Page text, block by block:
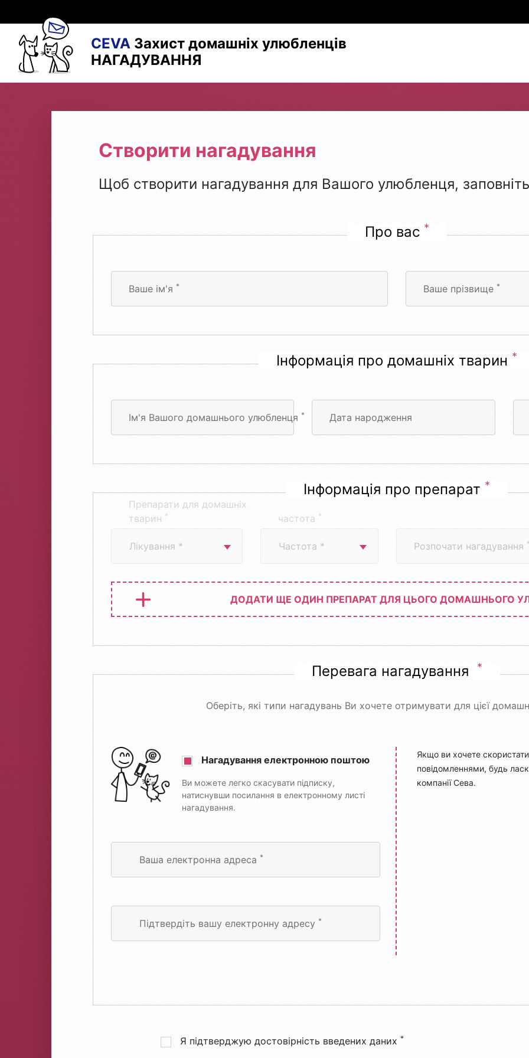
CEVA Захист домашніх улюбленців
НАГАДУВАННЯ
Створити нагадування
Щоб створити нагадування для Вашого улюбленця, заповніть
Про вас *
Ваше ім'я * Ваше прізвище *
Інформація про домашніх тварин *
Ім'я Вашого домашнього улюбленця * Дата народження
Інформація про препарат *
Препарати для домашніх
тварин * частота *
Розпочати нагадування *
ДОДАТИ ЩЕ ОДИН ПРЕПАРАТ ДЛЯ ЦЬОГО ДОМАШНЬОГО
Перевага нагадування *
Оберіть, які типи нагадувань Ви хочете отримувати для цієї
Нагадування електронною поштою
Ви можете легко скасувати підписку,
натиснувши посилання в електронному листі
нагадування.
Ваша електронна адреса *
Підтвердіть вашу електронну адресу *
Якщо ви хочете
повідомленнями, будь
компанії Сева.
Я підтверджую достовірність введених даних *